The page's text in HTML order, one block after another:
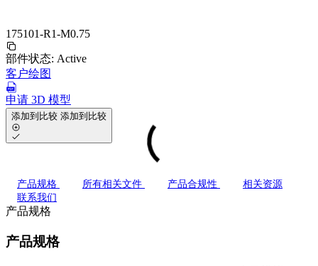
175101-R1-M0.75
部件状态: Active
客户绘图
申请 3D 模型
添加到比较 添加到比较
产品规格 所有相关文件 产品合规性
相关资源
联系我们
产品规格
产品规格